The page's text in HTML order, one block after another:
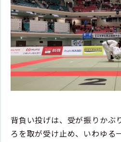
背負い投げは、受が振りかぶ
ろを取が受け止め、いわゆる